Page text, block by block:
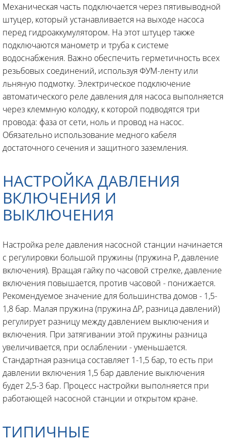
Механическая часть подключается через пятивыводной
штуцер, который устанавливается на выходе насоса
перед гидроаккумулятором. На этот штуцер также
подключаются манометр и труба к системе
водоснабжения. Важно обеспечить герметичность всех
резьбовых соединений, используя ФУМ-ленту или
льняную подмотку. Электрическое подключение
автоматического реле давления для насоса выполняется
через клеммную колодку, к которой подводятся три
провода: фаза от сети, ноль и провод на насос.
Обязательно использование медного кабеля
достаточного сечения и защитного заземления.
НАСТРОЙКА ДАВЛЕНИЯ
ВКЛЮЧЕНИЯ И
ВЫКЛЮЧЕНИЯ
Настройка реле давления насосной станции начинается
с регулировки большой пружины (пружина Р, давление
включения). Вращая гайку по часовой стрелке, давление
включения повышается, против часовой - понижается.
Рекомендуемое значение для большинства домов - 1,5-
1,8 бар. Малая пружина (пружина ΔP, разница давлений)
регулирует разницу между давлением выключения и
включения. При затягивании этой пружины разница
увеличивается, при ослаблении - уменьшается.
Стандартная разница составляет 1-1,5 бар, то есть при
давлении включения 1,5 бар давление выключения
будет 2,5-3 бар. Процесс настройки выполняется при
работающей насосной станции и открытом кране.
ТИПИЧНЫЕ